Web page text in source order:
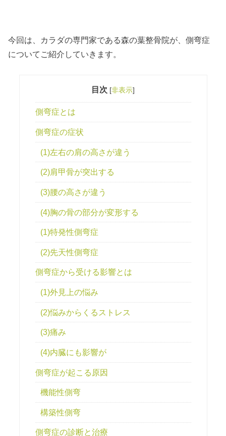
今回は、カラダの専門家である森の葉整骨院が、側弯症
についてご紹介していきます。
目次 [非表示]
側弯症とは
側弯症の症状
(1)左右の肩の高さが違う
(2)肩甲骨が突出する
(3)腰の高さが違う
(4)胸の骨の部分が変形する
(1)特発性側弯症
(2)先天性側弯症
側弯症から受ける影響とは
(1)外見上の悩み
(2)悩みからくるストレス
(3)痛み
(4)内臓にも影響が
側弯症が起こる原因
機能性側弯
構築性側弯
側弯症の診断と治療